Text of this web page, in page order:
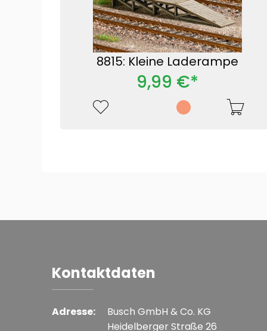
8815: Kleine Laderampe
9,99 €*
Kontaktdaten
Adresse:
Busch GmbH & Co. KG
Heidelberger Straße 26